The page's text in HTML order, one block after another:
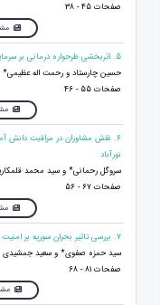
صفحات 45 - 38
5. اثربخشی طرحواره درمانی بر سرمایه روان‌شناختی در زوجین نابارور
حسین چارستاد و رحمت اله
صفحات 55 - 46
6. نقش مشاوران در مراقبت دانش
نورآباد
سروگل رحمانی* و سید محمد
صفحات 67 - 56
7. بررسی تاثیر بحران سوریه بر امنیت اردن(2014-2020)
سید حمزه صفوی* و سعید جمشیدی
صفحات 81 - 68